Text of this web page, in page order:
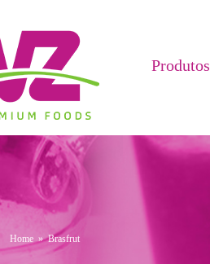
Produtos
Home » Brasfrut